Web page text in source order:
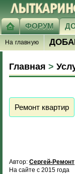
ФОРУМ
На главную
Главная >
Ремонт квартир
Автор: Сергей-Ремонт
На сайте с 2015 года